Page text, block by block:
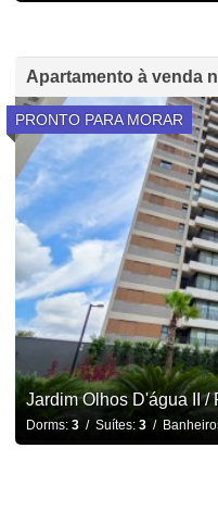
Apartamento à venda
PRONTO PARA MORAR
Jardim Olhos D'água II /
Dorms: 3/ Suítes: 3/